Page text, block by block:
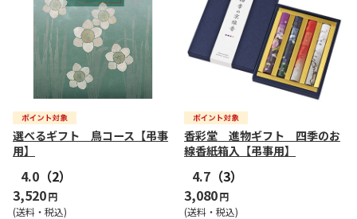
選べるギフト 鳥コース【弔事
用】
4.0 （2）
3,520円
(送料・税込)
香彩堂 進物ギフト 四季のお
線香紙箱入【弔事用】
4.7 （3）
3,080円
(送料・税込)